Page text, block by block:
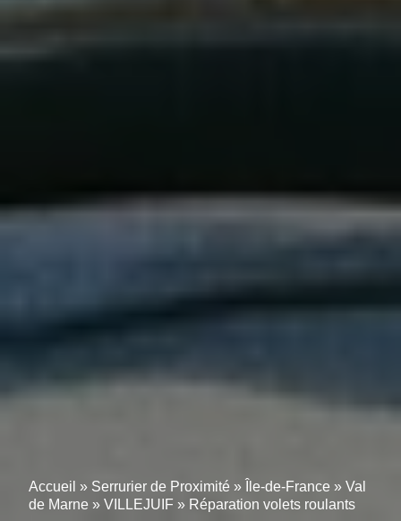
Accueil » Serrurier de Proximité » Île-de-France » Val
de Marne » VILLEJUIF » Réparation volets roulants